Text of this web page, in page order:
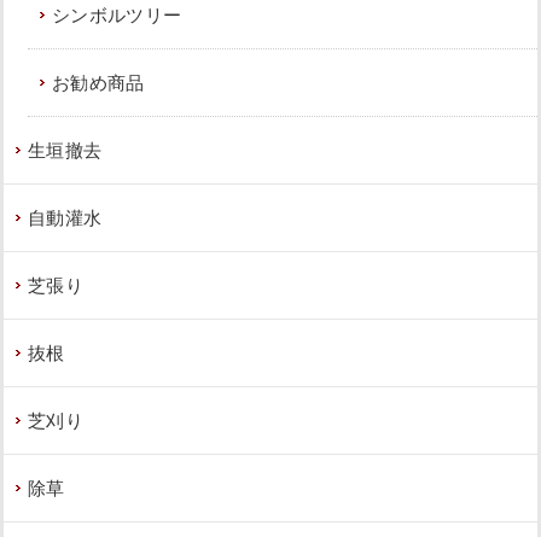
シンボルツリー
お勧め商品
生垣撤去
自動灌水
芝張り
抜根
芝刈り
除草